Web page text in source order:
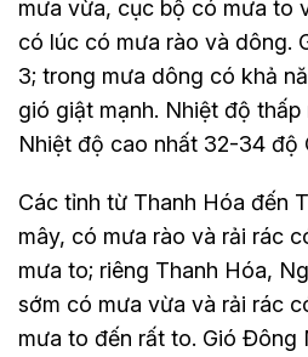
mưa vừa, cục bộ có mưa to
có lúc có mưa rào và dông.
3; trong mưa dông có khả
gió giật mạnh. Nhiệt độ thấp
Nhiệt độ cao nhất 32-34 độ
Các tỉnh từ Thanh Hóa đến
mây, có mưa rào và rải rác
mưa to; riêng Thanh Hóa,
sớm có mưa vừa và rải rác
mưa to đến rất to. Gió Đông